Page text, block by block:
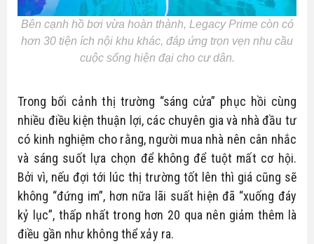
Bên cạnh hồ bơi vừa hoàn thành, Legacy Prime còn có
hơn 30 tiện ích nội khu khác, đáp ứng trọn vẹn nhu cầu
cuộc sống hiện đại cho cư dân.
Trong bối cảnh thị trường “sáng cửa” phục hồi cùng
nhiều điều kiện thuận lợi, các chuyên gia và nhà đầu tư
có kinh nghiệm cho rằng, người mua nhà nên cân nhắc
và sáng suốt lựa chọn để không để tuột mất cơ hội.
Bởi vì, nếu đợi tới lúc thị trường tốt lên thì giá cũng sẽ
không “đứng im”, hơn nữa lãi suất hiện đã “xuống đáy
kỷ lục”, thấp nhất trong hơn 20 qua nên giảm thêm là
điều gần như không thể xảy ra.